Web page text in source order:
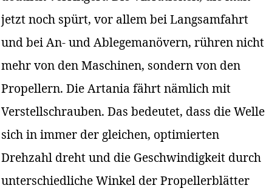
jetzt noch spürt, vor allem bei Langsamfahrt
und bei An- und Ablegemanövern, rühren nicht
mehr von den Maschinen, sondern von den
Propellern. Die Artania fährt nämlich mit
Verstellschrauben. Das bedeutet, dass die Welle
sich in immer der gleichen, optimierten
Drehzahl dreht und die Geschwindigkeit durch
unterschiedliche Winkel der Propellerblätter